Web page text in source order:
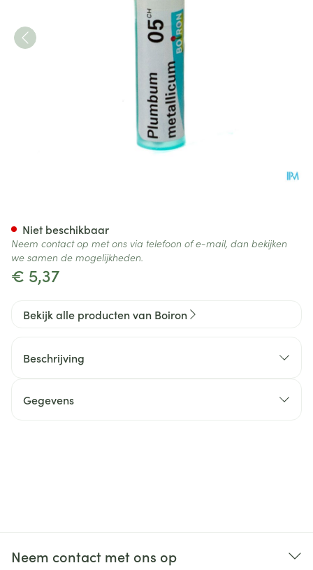
€ 5,37
Niet beschikbaar
Neem contact op met ons via telefoon of e-mail, dan bekijken
we samen de mogelijkheden.
Bekijk alle producten van Boiron
Beschrijving
Gegevens
Neem contact met ons op